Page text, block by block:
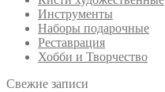
Инструменты
Наборы подарочные
Реставрация
Хобби и Творчество
Свежие записи